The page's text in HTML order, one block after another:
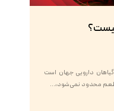
گیاهان دارویی جهان است
محدود نمی‌شود،...